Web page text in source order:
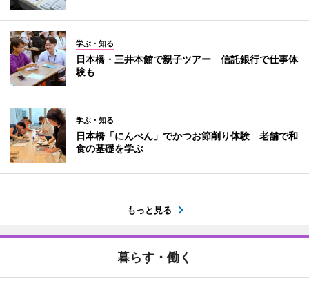
学ぶ・知る
日本橋・三井本館で親子ツアー 信託銀行で仕事体
験も
学ぶ・知る
日本橋「にんべん」でかつお節削り体験 老舗で和
食の基礎を学ぶ
もっと見る
暮らす・働く